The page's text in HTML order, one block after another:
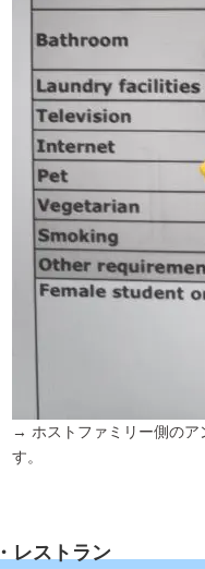
→ ホストファミリー側のア
す。
・レストラン